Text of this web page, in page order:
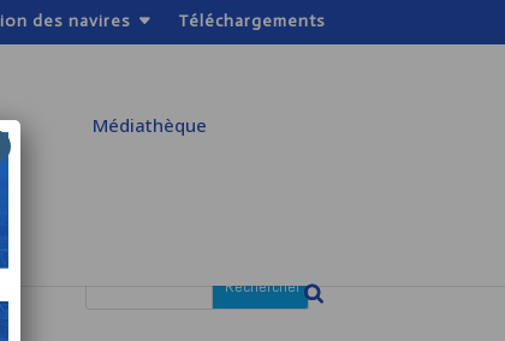
des navires Téléchargements
Médiathèque